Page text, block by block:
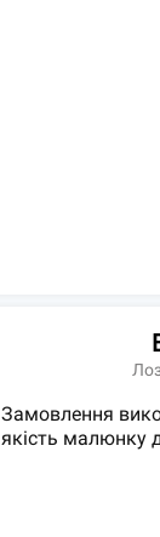
Замовлення
якість малюнку